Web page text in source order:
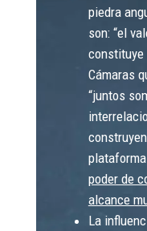
piedra
son: “el
constituye
Cámaras
“juntos
poder de
alcance
La